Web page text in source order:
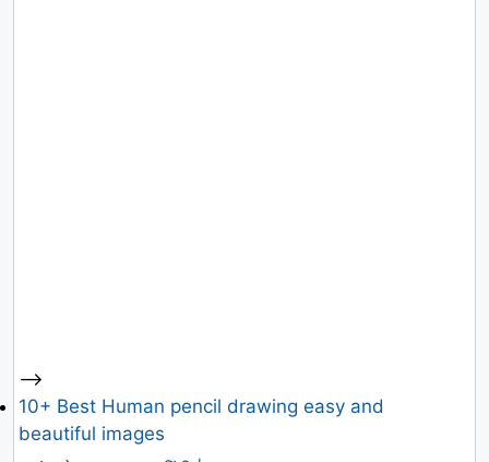
-->
10+ Best Human pencil drawing easy and
beautiful images